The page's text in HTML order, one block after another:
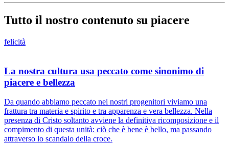
Tutto il nostro contenuto su piacere
felicità
La nostra cultura usa peccato come sinonimo di
piacere e bellezza
Da quando abbiamo peccato nei nostri progenitori viviamo una
frattura tra materia e spirito e tra apparenza e vera bellezza. Nella
presenza di Cristo soltanto avviene la definitiva ricomposizione e il
compimento di questa unità: ciò che è bene è bello, ma passando
attraverso lo scandalo della croce.